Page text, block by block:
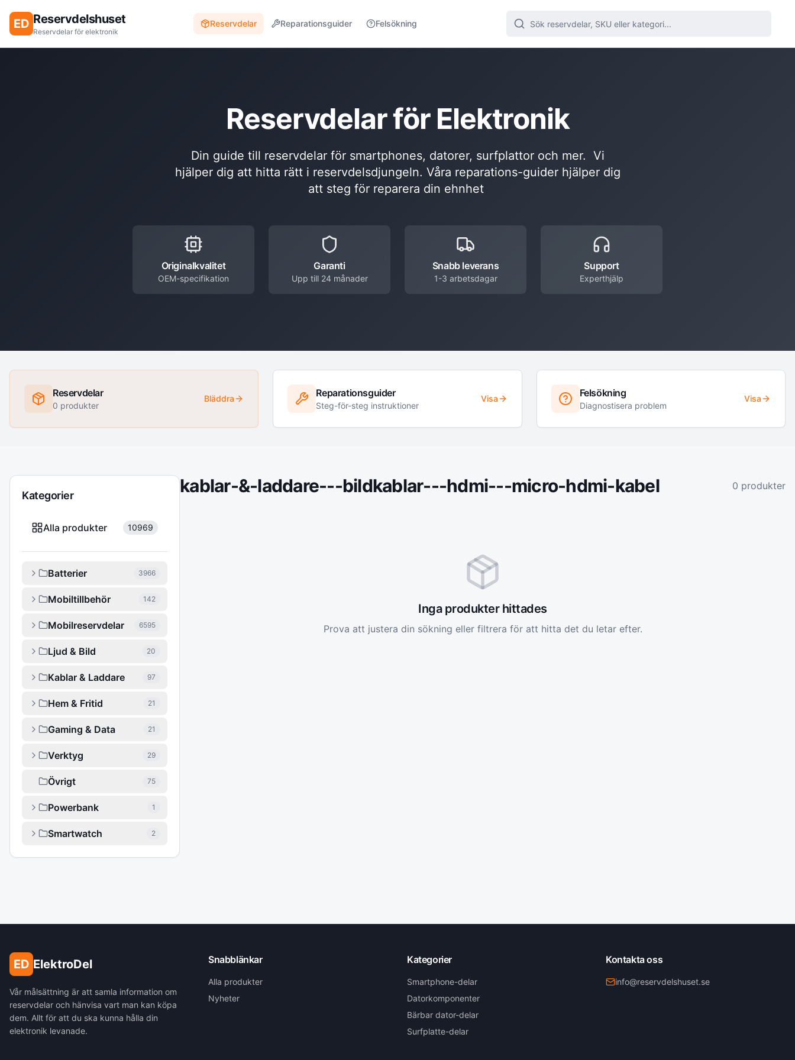
ED Reservdelshuset
Reservdelar för elektronik
Reservdelar Reparationsguider Felsökning
Reservdelar för Elektronik
Din guide till reservdelar för smartphones, datorer, surfplattor och mer. Vi
hjälper dig att hitta rätt i reservdelsdjungeln. Våra reparations-guider hjälper dig
att steg för reparera din ehnhet
Originalkvalitet
OEM-specifikation
Garanti
Upp till 24 månader
Snabb leverans
1-3 arbetsdagar
Support
Experthjälp
Reservdelar
0 produkter
Bläddra Reparationsguider
Steg-för-steg instruktioner
Visa Felsökning
Diagnostisera problem
Visa
Kategorier
Alla produkter 10969
Batterier 3966
Mobiltillbehör 142
Mobilreservdelar 6595
Ljud & Bild 20
Kablar & Laddare 97
Hem & Fritid 21
Gaming & Data 21
Verktyg 29
Övrigt 75
Powerbank 1
Smartwatch 2
kablar-&-laddare---bildkablar---hdmi---micro-hdmi-kabel 0 produkter
Inga produkter hittades
Prova att justera din sökning eller filtrera för att hitta det du letar efter.
ED ElektroDel
Vår målsättning är att samla information om
reservdelar och hänvisa vart man kan köpa
dem. Allt för att du ska kunna hålla din
elektronik levanade.
Snabblänkar
Alla produkter
Nyheter
Kategorier
Smartphone-delar
Datorkomponenter
Bärbar dator-delar
Surfplatte-delar
Kontakta oss
info@reservdelshuset.se